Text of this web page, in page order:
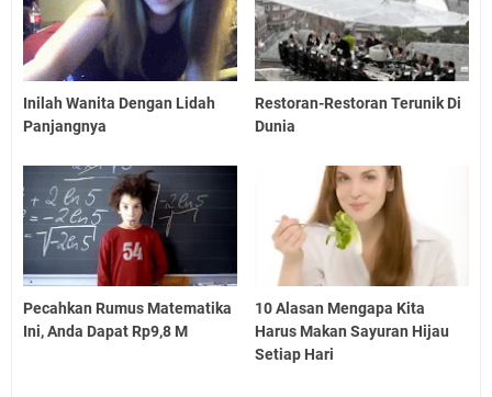
Inilah Wanita Dengan Lidah
Panjangnya
Restoran-Restoran Terunik Di
Dunia
Pecahkan Rumus Matematika
Ini, Anda Dapat Rp9,8 M
10 Alasan Mengapa Kita
Harus Makan Sayuran Hijau
Setiap Hari